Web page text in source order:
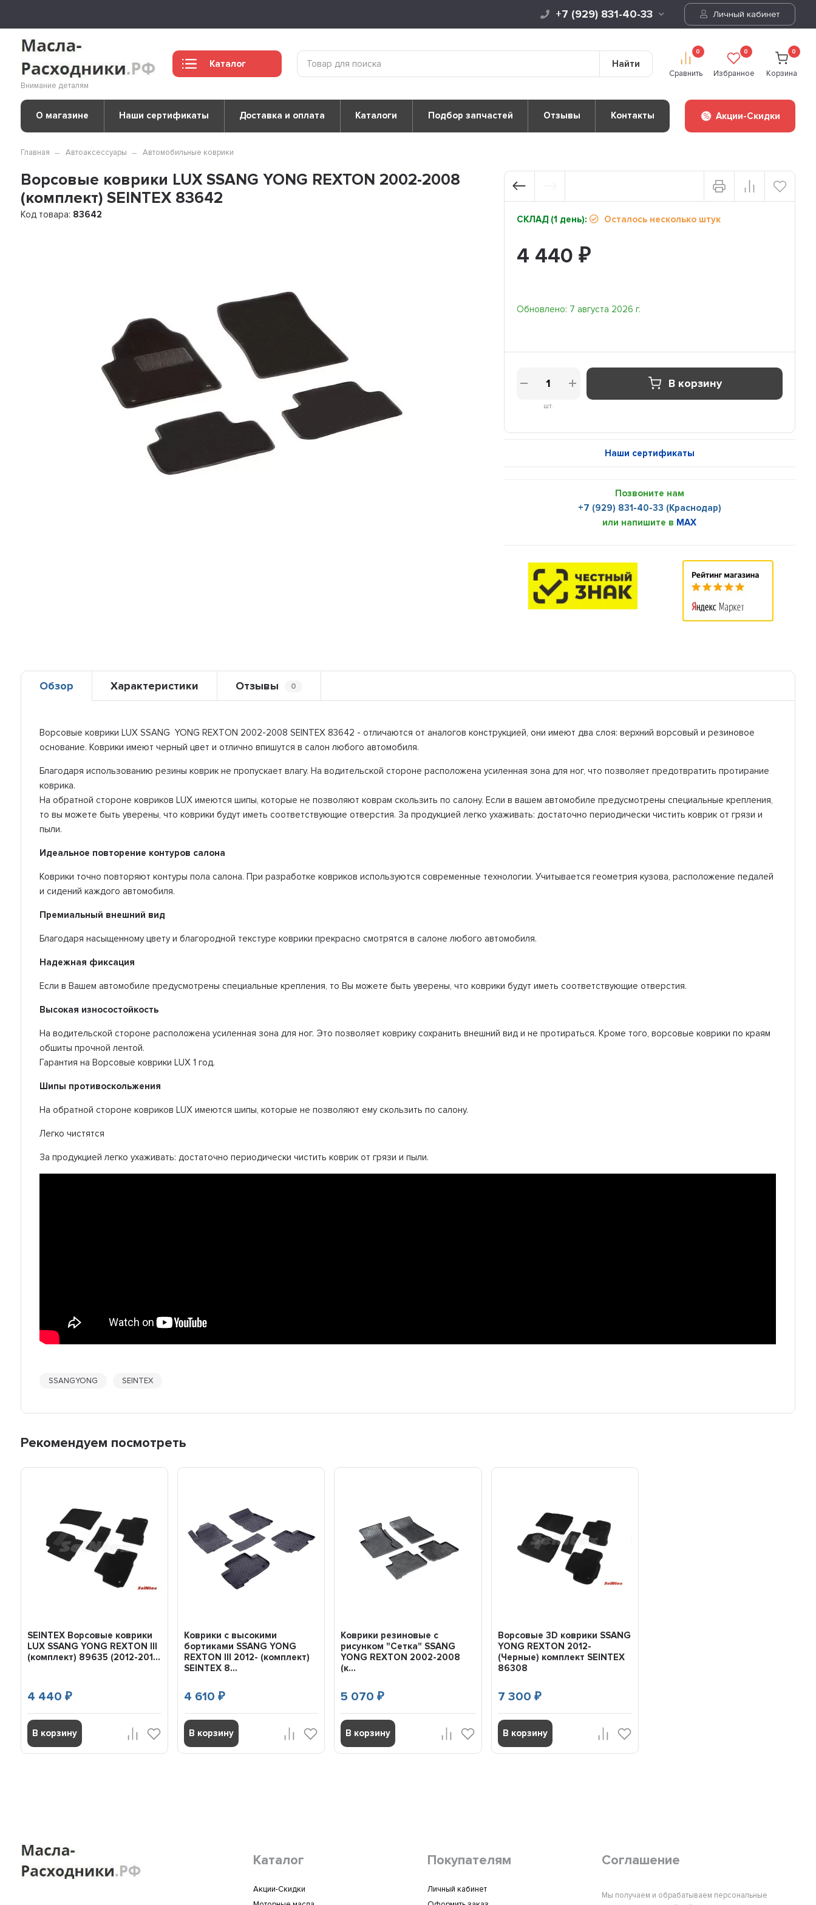
+7 (929) 831-40-33 Личный кабинет
Внимание деталям
Каталог Найти
0
Сравнить
0
Избранное
0
Корзина
О магазине Наши сертификаты Доставка и оплата Каталоги Подбор запчастей Отзывы Контакты Акции-Скидки
Главная Автоаксессуары Автомобильные коврики
Ворсовые коврики LUX SSANG YONG REXTON 2002-2008
(комплект) SEINTEX 83642
Код товара: 83642 СКЛАД (1 день): Осталось несколько штук
4 440 ₽
Обновлено: 7 августа 2026 г.
шт.
В корзину
Наши сертификаты
Позвоните нам
+7 (929) 831-40-33 (Краснодар)
или напишите в MAX
Обзор Характеристики Отзывы 0
Ворсовые коврики LUX SSANG YONG REXTON 2002-2008 SEINTEX 83642 - отличаются от аналогов конструкцией, они имеют два слоя: верхний ворсовый и резиновое
основание. Коврики имеют черный цвет и отлично впишутся в салон любого автомобиля.
Благодаря использованию резины коврик не пропускает влагу. На водительской стороне расположена усиленная зона для ног, что позволяет предотвратить протирание
коврика.
На обратной стороне ковриков LUX имеются шипы, которые не позволяют коврам скользить по салону. Если в вашем автомобиле предусмотрены специальные крепления,
то вы можете быть уверены, что коврики будут иметь соответствующие отверстия. За продукцией легко ухаживать: достаточно периодически чистить коврик от грязи и
пыли.
Идеальное повторение контуров салона
Коврики точно повторяют контуры пола салона. При разработке ковриков используются современные технологии. Учитывается геометрия кузова, расположение педалей
и сидений каждого автомобиля.
Премиальный внешний вид
Благодаря насыщенному цвету и благородной текстуре коврики прекрасно смотрятся в салоне любого автомобиля.
Надежная фиксация
Если в Вашем автомобиле предусмотрены специальные крепления, то Вы можете быть уверены, что коврики будут иметь соответствующие отверстия.
Высокая износостойкость
На водительской стороне расположена усиленная зона для ног. Это позволяет коврику сохранить внешний вид и не протираться. Кроме того, ворсовые коврики по краям
обшиты прочной лентой.
Гарантия на Ворсовые коврики LUX 1 год.
Шипы противоскольжения
На обратной стороне ковриков LUX имеются шипы, которые не позволяют ему скользить по салону.
Легко чистятся
За продукцией легко ухаживать: достаточно периодически чистить коврик от грязи и пыли.
SSANGYONG SEINTEX
Рекомендуем посмотреть
SEINTEX Ворсовые коврики
LUX SSANG YONG REXTON III
(комплект) 89635 (2012-201...
4 440₽
В корзину
Коврики с высокими
бортиками SSANG YONG
REXTON III 2012- (комплект)
SEINTEX 8...
4 610₽
В корзину
Коврики резиновые с
рисунком "Сетка" SSANG
YONG REXTON 2002-2008
(к...
5 070₽
В корзину
Ворсовые 3D коврики SSANG
YONG REXTON 2012-
(Черные) комплект SEINTEX
86308
7 300 ₽
В корзину
Каталог
Акции-Скидки
Покупателям
Личный кабинет
Соглашение
Мы получаем и обрабатываем персональные